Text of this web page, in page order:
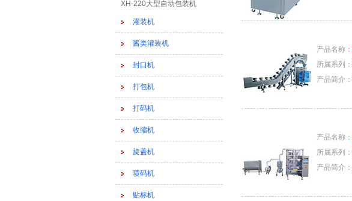
XH-220大型自动包装机
灌装机
酱类灌装机
封口机
打包机
打码机
收缩机
旋盖机
喷码机
贴标机
产品名称：
所属系列：
产品简介：
产品名称：
所属系列：
产品简介：